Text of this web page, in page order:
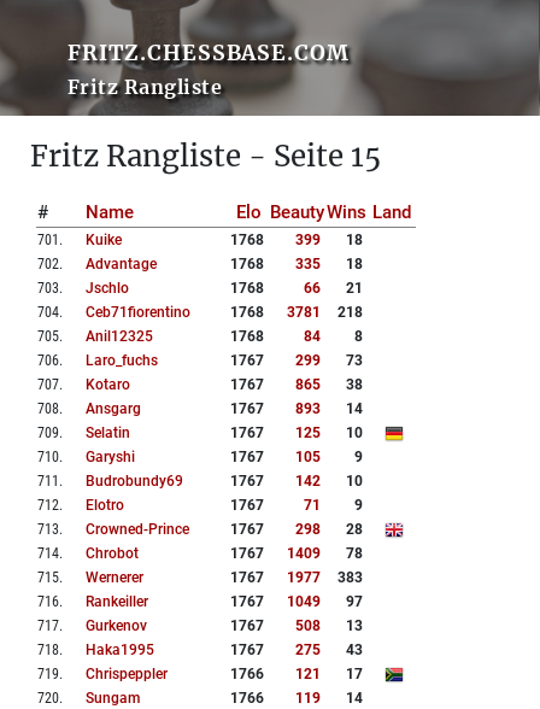
FRITZ.CHESSBASE.COM
Fritz Rangliste
Fritz Rangliste - Seite 15
# Name Elo BeautyWins Land
701 . Kuike 1768 399
18
702. Advantage 1768 335
18
703. Jschlo 1768 66
21
704. Ceb71fiorentino 1768 3781
218
705. Anil12325 1768 84
8
706. Laro_fuchs 1767 299
73
707. Kotaro 1767 865
38
708. Ansgarg 1767 893
14
709. Selatin 1767 125
10
710. Garyshi 1767 105
9
711 . Budrobundy69 1767 142
10
712. Elotro 1767 71
9
713. Crowned-Prince 1767 298
28
714. Chrobot 1767 1409
78
715. Wernerer 1767 1977
383
716. Rankeiller 1767 1049
97
717. Gurkenov 1767 508
13
718. Haka1995 1767 275
43
719. Chrispeppler 1766 121
17
720. Sungam 1766 119
14